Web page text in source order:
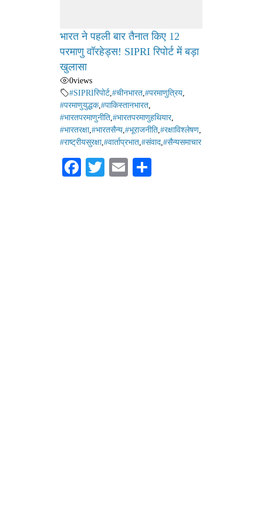
भारत ने पहली बार तैनात किए 12
परमाणु वॉरहेड्स! SIPRI रिपोर्ट में बड़ा
खुलासा
0views
#SIPRIरिपोर्ट #चीनभारत #परमाणुत्रिय
#परमाणुयुद्धक,#पाकिस्तानभारत
#भारतपरमाणुनीति #भारतपरमाणुहथियार,
#भारतरक्षा,#भारतसैन्य #भूराजनीति #रक्षाविश्लेषण
#राष्ट्रीयसुरक्षा,#वार्ताप्रभात #संवाद #सैन्यसमाचार
Fa T
E